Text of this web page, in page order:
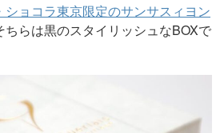
ショコラ東京限定のサンサスィヨン
ちらは黒のスタイリッシュなBOXで